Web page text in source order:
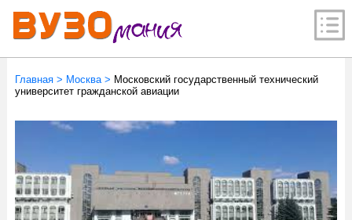
Главная> Москва> Московский государственный технический
университет гражданской авиации